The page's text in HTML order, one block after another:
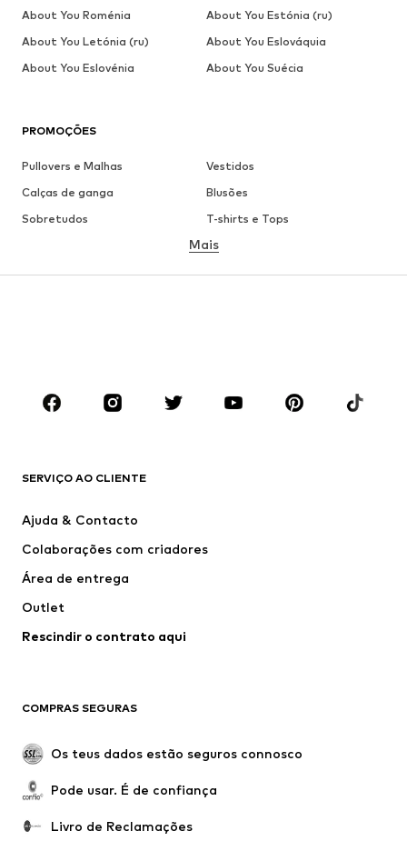
PROMOÇÕES
Pullovers e Malhas
Vestidos
Calças de ganga
Blusões
Sobretudos
T-shirts e Tops
Roupa interior
Acessórios
Premium
Novidades
Roupa interior
Sobretudos
Roupa de banho
Upcycling
SAPATOS
Novidades
Mais
SERVIÇO AO CLIENTE
Ajuda & Contacto
Colaborações com criadores
Área de entrega
Outlet
Rescindir o contrato aqui
COMPRAS SEGURAS
Os teus dados estão seguros connosco
Pode usar. É de confiança
Livro de Reclamações
About You Roménia
About You Estónia (ru)
About You Letónia (ru)
About You Eslováquia
About You Eslovénia
About You Suécia